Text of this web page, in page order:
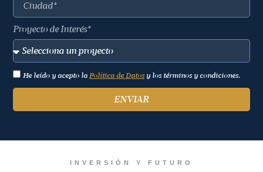
Proyecto de Interés*
He leído y acepto la Política de Datos y los términos y condiciones.
ENVIAR
INVERSIÓN Y FUTURO